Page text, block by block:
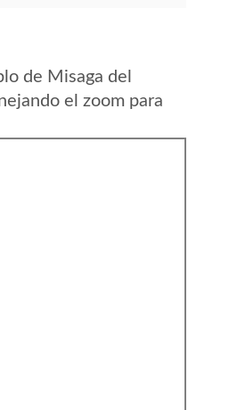
de Misaga del
el zoom para